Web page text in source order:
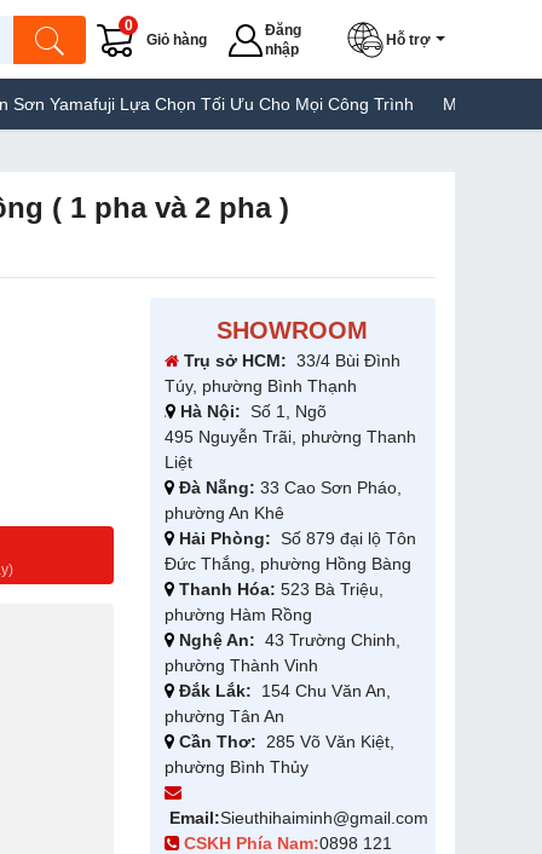
Giỏ hàng
0
Đăng
nhập
Hỗ trợ
Lựa Chọn Tối Ưu Cho Mọi Công Trình Máy Hàn Túi Yamafuji
( 1 pha và 2 pha )
SHOWROOM
Trụ sở HCM: 33/4 Bùi Đình
Túy, phường Bình Thạnh
Hà Nội: Số 1, Ngõ
495 Nguyễn Trãi, phường Thanh
Liệt
Đà Nẵng: 33 Cao Sơn Pháo,
phường An Khê
Hải Phòng: Số 879 đại lộ Tôn
Đức Thắng, phường Hồng Bàng
Thanh Hóa: 523 Bà Triệu,
phường Hàm Rồng
Nghệ An: 43 Trường Chinh,
phường Thành Vinh
Đắk Lắk: 154 Chu Văn An,
phường Tân An
Cần Thơ: 285 Võ Văn Kiệt,
phường Bình Thủy
Email:Sieuthihaiminh@gmail.com
CSKH Phía Nam:0898 121